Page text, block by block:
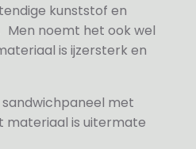
kunststof en
noemt het ook wel
is ijzersterk en
met
materiaal is uitermate